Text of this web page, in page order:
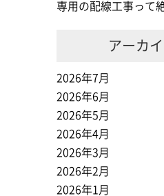
専用の配線工事って
アーカ
2026年7月
2026年6月
2026年5月
2026年4月
2026年3月
2026年2月
2026年1月